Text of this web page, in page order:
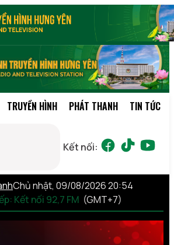
TRUYỀN HÌNH PHÁT THANH TIN TỨC
Kết nối:
Kết nối 92,7 FM
Chủ nhật, 09/08/2026 20:54
(GMT+7)